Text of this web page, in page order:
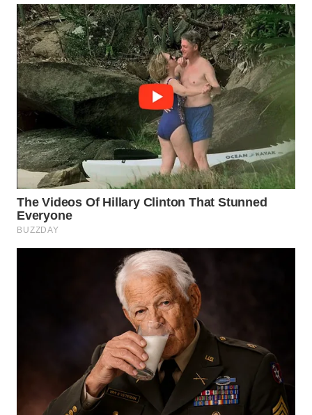
JOGJA
WN
JATIM
WN
BALI
WN
KALBAR
WN
KALTENG
WN